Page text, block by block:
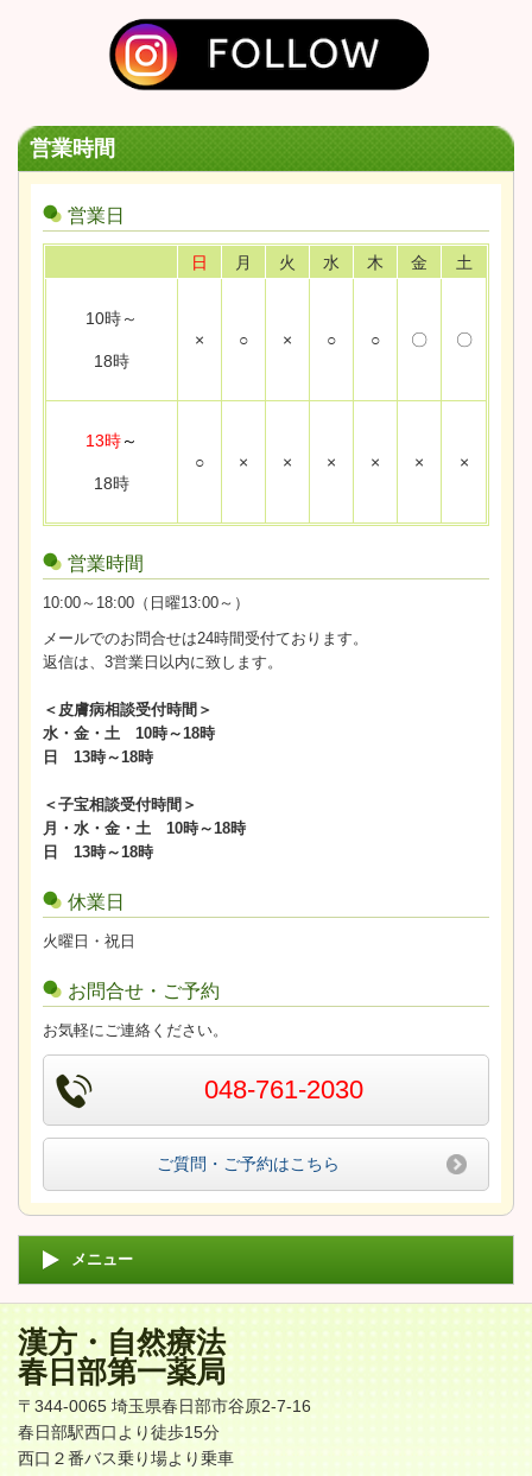
営業時間
営業日
日 月 火 水 木 金 土
10時～
18時
× ○ × ○ ○ 〇 〇
13時～
18時
○ × × × × × ×
営業時間
10:00～18:00（日曜13:00～）
メールでのお問合せは24時間受付ております。
返信は、3営業日以内に致します。
＜皮膚病相談受付時間＞
水・金・土 10時～18時
日 13時～18時
＜子宝相談受付時間＞
月・水・金・土 10時～18時
日 13時～18時
休業日
火曜日・祝日
お問合せ・ご予約
お気軽にご連絡ください。
048-761-2030
ご質問・ご予約はこちら
メニュー
漢方・自然療法
春日部第一薬局
〒344-0065 埼玉県春日部市谷原2-7-16
春日部駅西口より徒歩15分
西口２番バス乗り場より乗車